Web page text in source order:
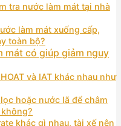
tra nước làm mát tại nhà
làm mát xuống cấp,
toàn bộ?
mát có giúp giảm nguy
và IAT khác nhau như
hoặc nước lã để châm
khác gì nhau, tài xế nên